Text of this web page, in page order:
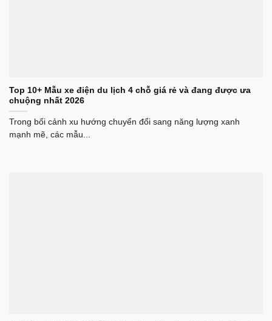
Top 10+ Mẫu xe điện du lịch 4 chỗ giá rẻ và đang được ưa
chuộng nhất 2026
Trong bối cảnh xu hướng chuyển đổi sang năng lượng xanh
mạnh mẽ, các mẫu...